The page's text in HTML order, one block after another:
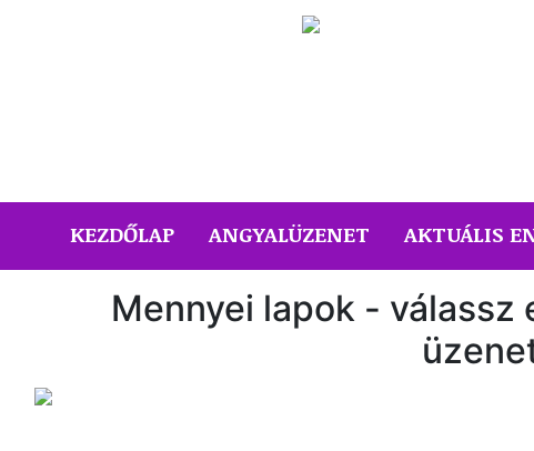
KEZDŐLAP(CURRENT)
ANGYALÜZENET AKTUÁLIS
Mennyei lapok - válassz